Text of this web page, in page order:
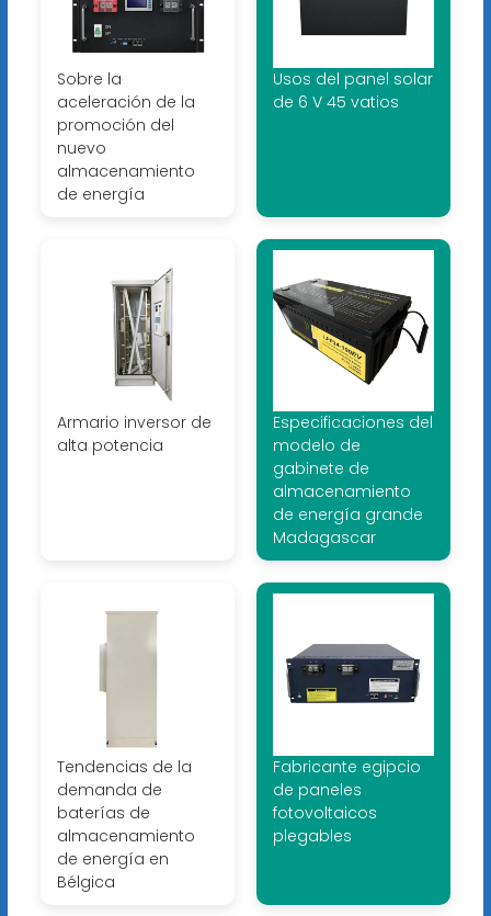
Sobre la
aceleración de la
promoción del
nuevo
almacenamiento
de energía
Usos del panel solar
de 6 V 45 vatios
Armario inversor de
alta potencia
Especificaciones del
modelo de
gabinete de
almacenamiento
de energía grande
Madagascar
Tendencias de la
demanda de
baterías de
almacenamiento
de energía en
Bélgica
Fabricante egipcio
de paneles
fotovoltaicos
plegables